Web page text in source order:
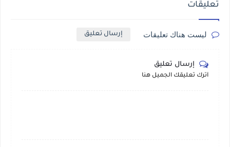
تعليقات
ليست هناك تعليقات إرسال تعليق
إرسال تعليق
أترك تعليقك الجميل هنا